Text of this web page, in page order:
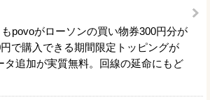
povoがローソンの買い物券300円分が
で購入できる期間限定トッピングが
タ追加が実質無料。回線の延命にもど